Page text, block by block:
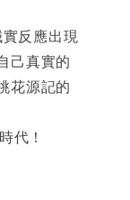
實反應出現
己真實的
花源記的
代！